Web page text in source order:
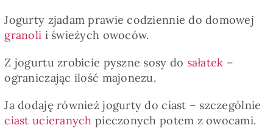
Jogurty zjadam prawie codziennie do domowej
granoli i świeżych owoców.
Z jogurtu zrobicie pyszne sosy do sałatek –
ograniczając ilość majonezu.
Ja dodaję również jogurty do ciast – szczególnie
ciast ucieranych pieczonych potem z owocami.